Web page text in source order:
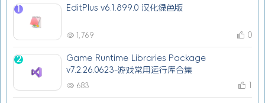
1 EditPlus v6.1.899.0 汉化绿色版
1,769 0
2
Game Runtime Libraries Package
v7.2.26.0623-游戏常用运行库合集
683 1